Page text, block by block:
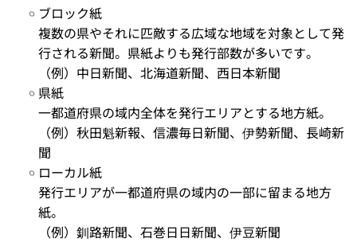
ブロック紙
複数の県やそれに匹敵する広域な地域を対象として発
行される新聞。県紙よりも発行部数が多いです。
（例）中日新聞、北海道新聞、西日本新聞
県紙
一都道府県の域内全体を発行エリアとする地方紙。
（例）秋田魁新報、信濃毎日新聞、伊勢新聞、長崎新
聞
ローカル紙
発行エリアが一都道府県の域内の一部に留まる地方
紙。
（例）釧路新聞、石巻日日新聞、伊豆新聞